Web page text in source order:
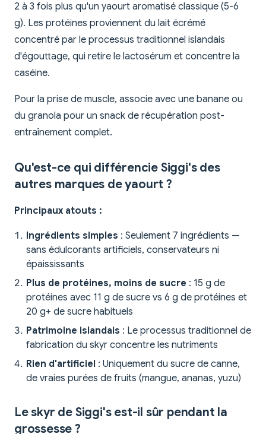
2 à 3 fois plus qu'un yaourt aromatisé classique (5-6
g). Les protéines proviennent du lait écrémé
concentré par le processus traditionnel islandais
d'égouttage, qui retire le lactosérum et concentre la
caséine.
Pour la prise de muscle, associe avec une banane ou
du granola pour un snack de récupération post-
entraînement complet.
Qu'est-ce qui différencie Siggi's des
autres marques de yaourt ?
Principaux atouts :
Ingrédients simples : Seulement 7 ingrédients —
sans édulcorants artificiels, conservateurs ni
épaississants
Plus de protéines, moins de sucre : 15 g de
protéines avec 11 g de sucre vs 6 g de protéines et
20 g+ de sucre habituels
Patrimoine islandais : Le processus traditionnel de
fabrication du skyr concentre les nutriments
Rien d'artificiel : Uniquement du sucre de canne,
de vraies purées de fruits (mangue, ananas, yuzu)
Le skyr de Siggi's est-il sûr pendant la
grossesse ?